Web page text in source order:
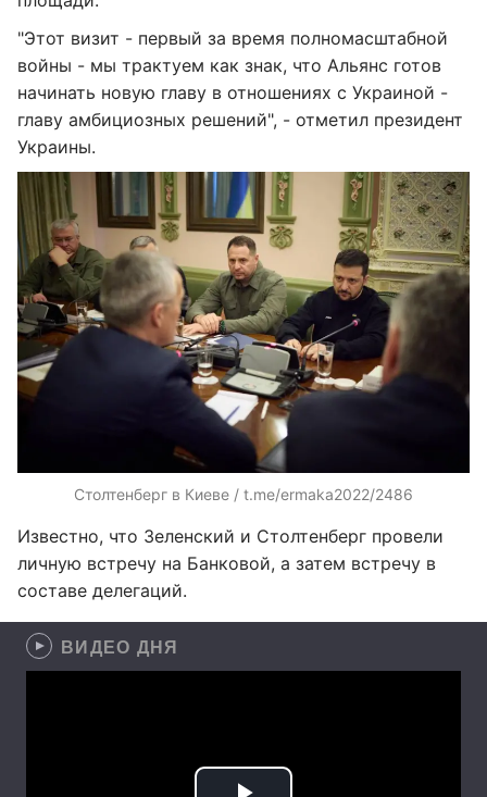
"Этот визит - первый за время полномасштабной
войны - мы трактуем как знак, что Альянс готов
начинать новую главу в отношениях с Украиной -
главу амбициозных решений", - отметил президент
Украины.
Столтенберг в Киеве / t.me/ermaka2022/2486
Известно, что Зеленский и Столтенберг провели
личную встречу на Банковой, а затем встречу в
составе делегаций.
ВИДЕО ДНЯ